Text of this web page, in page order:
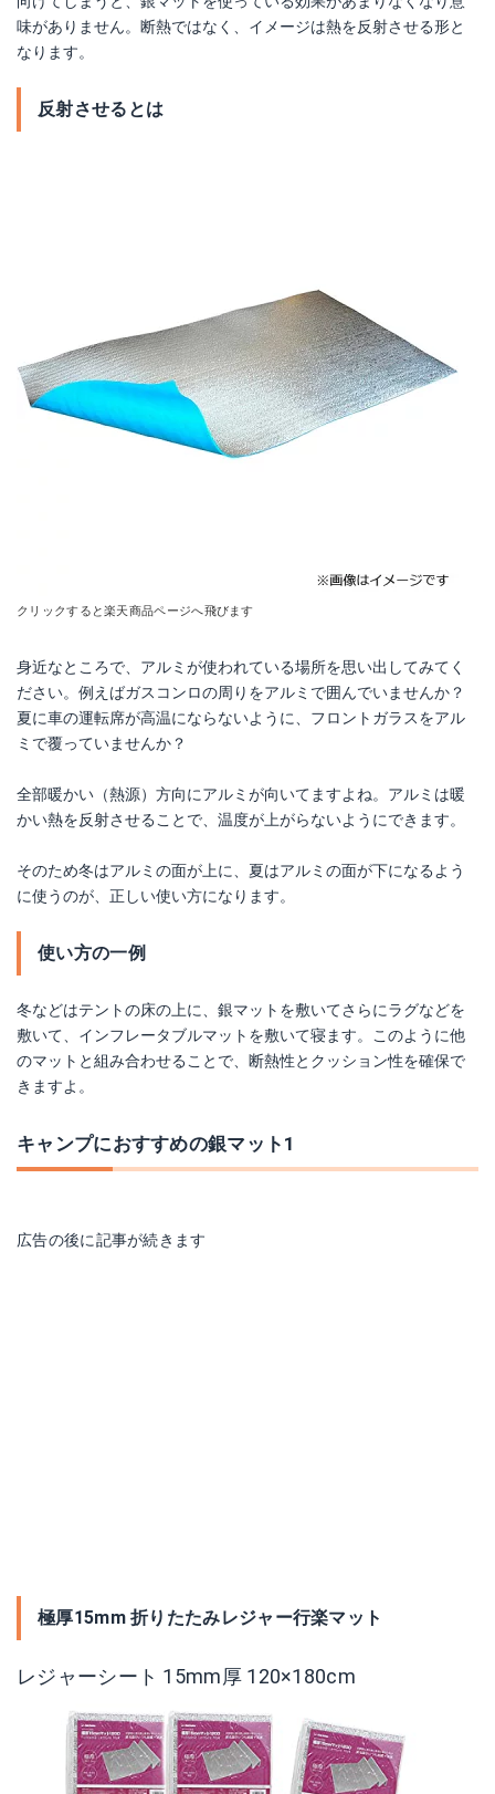
味がありません。断熱ではなく、イメージは熱を反射させる形と
なります。
反射させるとは
クリックすると楽天商品ページへ飛びます
身近なところで、アルミが使われている場所を思い出してみてく
ださい。例えばガスコンロの周りをアルミで囲んでいませんか？
夏に車の運転席が高温にならないように、フロントガラスをアル
ミで覆っていませんか？
全部暖かい（熱源）方向にアルミが向いてますよね。アルミは暖
かい熱を反射させることで、温度が上がらないようにできます。
そのため冬はアルミの面が上に、夏はアルミの面が下になるよう
に使うのが、正しい使い方になります。
使い方の一例
冬などはテントの床の上に、銀マットを敷いてさらにラグなどを
敷いて、インフレータブルマットを敷いて寝ます。このように他
のマットと組み合わせることで、断熱性とクッション性を確保で
きますよ。
キャンプにおすすめの銀マット1
広告の後に記事が続きます
極厚15mm 折りたたみレジャー行楽マット
レジャーシート 15mm厚 120×180cm